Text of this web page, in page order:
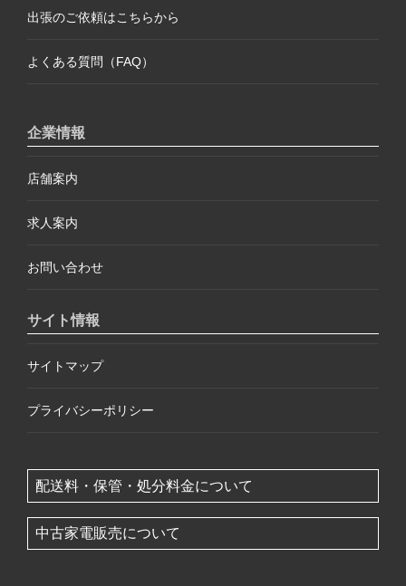
出張のご依頼はこちらから
よくある質問（FAQ）
企業情報
店舗案内
求人案内
お問い合わせ
サイト情報
サイトマップ
プライバシーポリシー
配送料・保管・処分料金について
中古家電販売について